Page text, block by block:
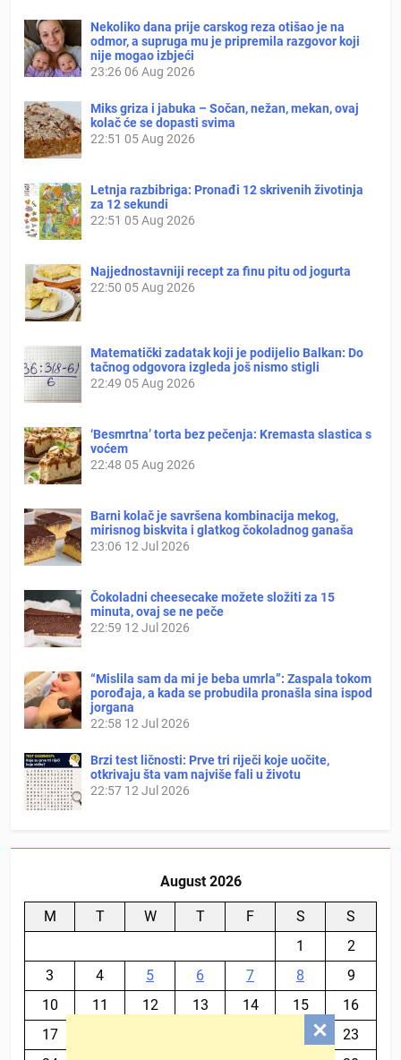
Nekoliko dana prije carskog reza otišao je na
odmor, a supruga mu je pripremila razgovor koji
nije mogao izbjeći
23:26 06 Aug 2026
Miks griza i jabuka – Sočan, nežan, mekan, ovaj
kolač će se dopasti svima
22:51 05 Aug 2026
Letnja razbibriga: Pronađi 12 skrivenih životinja
za 12 sekundi
22:51 05 Aug 2026
Najjednostavniji recept za finu pitu od jogurta
22:50 05 Aug 2026
Matematički zadatak koji je podijelio Balkan: Do
tačnog odgovora izgleda još nismo stigli
22:49 05 Aug 2026
‘Besmrtna’ torta bez pečenja: Kremasta slastica s
voćem
22:48 05 Aug 2026
Barni kolač je savršena kombinacija mekog,
mirisnog biskvita i glatkog čokoladnog ganaša
23:06 12 Jul 2026
Čokoladni cheesecake možete složiti za 15
minuta, ovaj se ne peče
22:59 12 Jul 2026
“Mislila sam da mi je beba umrla”: Zaspala tokom
porođaja, a kada se probudila pronašla sina ispod
jorgana
22:58 12 Jul 2026
Brzi test ličnosti: Prve tri riječi koje uočite,
otkrivaju šta vam najviše fali u životu
22:57 12 Jul 2026
August 2026
M T W T F S
S
1
2
3
4 5 6 7 8
9
10
11 12 13 14 15
16
17
23